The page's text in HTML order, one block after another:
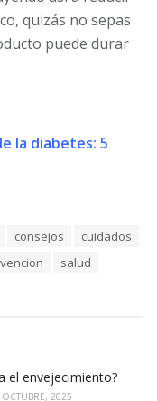
quizás no sepas
puede durar
la diabetes: 5
consejos
cuidados
salud
el envejecimiento?
2025